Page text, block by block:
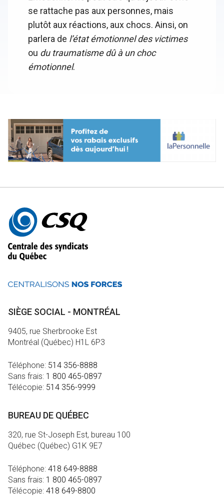
se rattache pas aux personnes, mais
plutôt aux réactions, aux chocs. Ainsi, on
parlera de l’état émotionnel des victimes
ou du traumatisme dû à un choc
émotionnel.
Autres
informations
SIÈGE SOCIAL - MONTRÉAL
9405, rue Sherbrooke Est
Montréal (Québec) H1L 6P3
Téléphone: 514 356-8888
Sans frais: 1 800 465-0897
Télécopie: 514 356-9999
BUREAU DE QUÉBEC
320, rue St-Joseph Est, bureau 100
Québec (Québec) G1K 9E7
Téléphone: 418 649-8888
Sans frais: 1 800 465-0897
Télécopie: 418 649-8800